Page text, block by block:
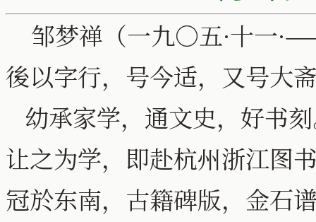
邹梦禅（一九○五·十一
後以字行，号今适，又号大
幼承家学，通文史，好书
让之为学，即赴杭州浙江图
冠於东南，古籍碑版，金石